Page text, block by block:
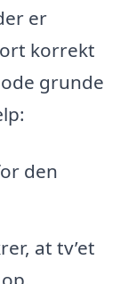
er
korrekt
grunde
den
at tv’et